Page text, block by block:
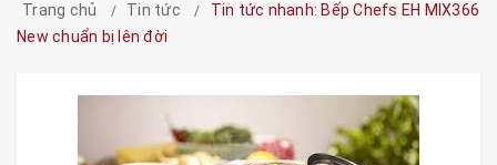
Trang chủ
Tin tức
Tin tức nhanh: Bếp Chefs EH MIX366
New chuẩn bị lên đời